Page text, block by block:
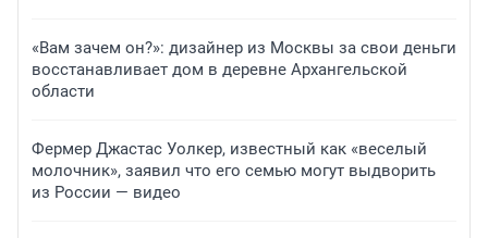
«Вам зачем он?»: дизайнер из Москвы за свои деньги
восстанавливает дом в деревне Архангельской
области
Фермер Джастас Уолкер, известный как «веселый
молочник», заявил что его семью могут выдворить
из России — видео